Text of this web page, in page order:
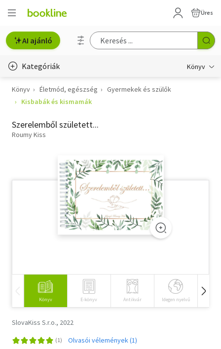
Üres
AI ajánló
Kategóriák Könyv
Életmód, egészség
Gyermek- és ifjúsági
Szótár, nyelvkönyv
Társadalomtudomány
Természettudomány
Történelem
Vallás
Könyv Életmód, egészség
Gyermekek és szülők
Kisbabák és kismamák
Szerelemből született...
Roumy Kiss
Könyv E-könyv Antikvár Idegen nyelvű
SlovaKiss S.r.o., 2022
Olvasói vélemények (1)